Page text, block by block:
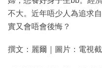
不大。近年唔少人為追求
實又會唔會後悔？
撰文：麗爾｜圖片：電視